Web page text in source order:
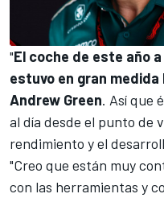
"El coche de este año
estuvo en gran
Andrew Green. Así que
al día desde el punto de
rendimiento y el
"Creo que están muy
con las herramientas y